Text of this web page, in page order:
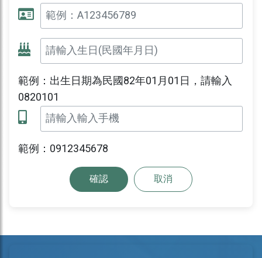
範例：出生日期為民國82年01月01日，請輸入
0820101
範例：0912345678
確認 取消